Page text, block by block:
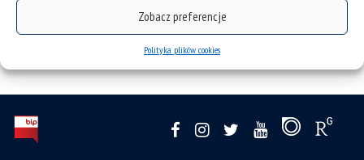
Zobacz preferencje
Polityka plików cookies